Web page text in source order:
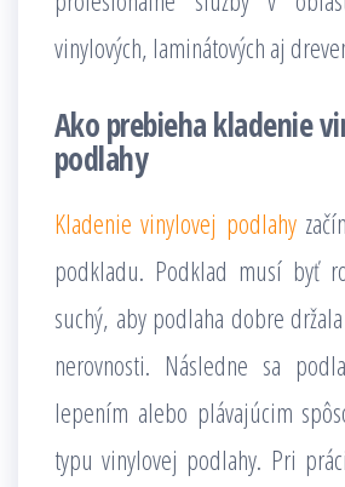
vinylových, laminátových aj
Ako prebieha kladenie
podlahy
Kladenie vinylovej podlahy
podkladu. Podklad musí byť
suchý, aby podlaha dobre
nerovnosti. Následne sa
lepením alebo plávajúcim
typu vinylovej podlahy. Pri